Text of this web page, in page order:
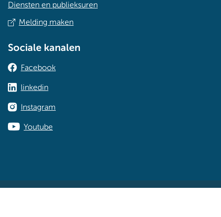
Diensten en publieksuren
Melding maken
Sociale kanalen
Facebook
linkedin
Instagram
Youtube